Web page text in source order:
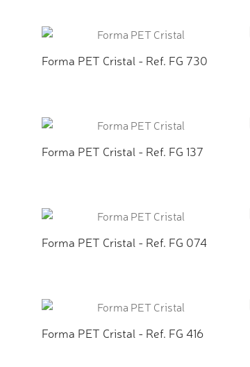
Forma PET Cristal - Ref. FG 730
Forma PET Cristal - Ref. FG 137
Forma PET Cristal - Ref. FG 074
Forma PET Cristal - Ref. FG 416